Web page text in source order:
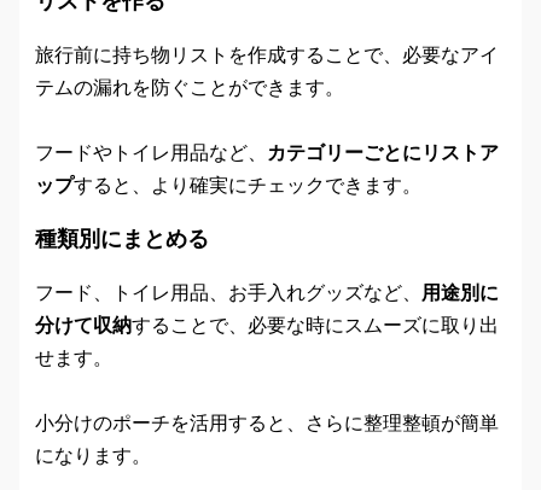
旅行前に持ち物リストを作成することで、必要なアイ
テムの漏れを防ぐことができます。
フードやトイレ用品など、 カテゴリーごとにリストア
ップすると、より確実にチェックできます。
種類別にまとめる
フード、トイレ用品、お手入れグッズなど、 用途別に
分けて収納することで、必要な時にスムーズに取り出
せます。
小分けのポーチを活用すると、さらに整理整頓が簡単
になります。